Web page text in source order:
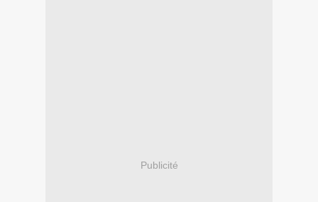
Publicité